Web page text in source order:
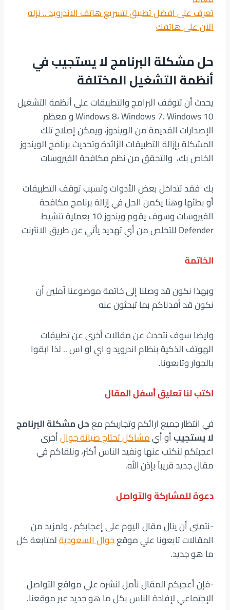
تعرف على افضل تطبيق لتسريع هاتف الاندرويد .. نزله
الآن على هاتفك
حل مشكلة البرنامج لا يستجيبفي
أنظمة التشغيل المختلفة
يحدث أن تتوقف البرامج والتطبيقات على أنظمة التشغيل
Windows 8، Windows 7، Windows 10 و معظم
الإصدارات القديمة من الويندوز، ويمكن إصلاح تلك
المشكلة بإزالة التطبيقات الزائدة وتحديث برنامج الويندوز
الخاص بك، والتحقق من نظم مكافحة الفيروسات
بك فقد تتداخل بعض الأدوات وتسبب توقف التطبيقات
أو بطئها وهنا يكمن الحل في إزالة برنامج مكافحة
الفيروسات وسوف يقوم ويندوز 10 بعملية تنشيط
Defender للتخلص من أي تهديد يأتي عن طريق الانترنت
الخاتمة
وبهذا نكون قد وصلنا إلى خاتمة موضوعنا آملين أن
نكون قد أفدناكم بما تبحثون عنه
وايضا سوف نتحدث عن مقالات أخرى عن تطبيقات
الهوتف الذكية بنظام اندرويد و اي او اس .. لذا ابقوا
بالجوار وتابعونا.
اكتب لنا تعليق أسفل المقال
في انتظار جميع ارائكم وتجاربكم معحل مشكلة البرنامج
لا يستجيبأو أيمشاكل تحتاج صيانة جوالأخرى
اعجبتكم لنكتب عنها ونفيد الناس أكثر، ونلقاكم في
مقال جديد قريباً بإذن الله.
دعوة للمشاركة والتواصل
-نتمنى أن ينال مقال اليوم على إعجابكم ، ولمزيد من
المقالات تابعونا علي موقعجوال السعوديةلمتابعة كل
ما هو جديد.
-فإن أعجبكم المقال نأمل لنشره علي مواقع التواصل
الإجتماعي لإفادة الناس بكل ما هو جديد عبر موقعنا.